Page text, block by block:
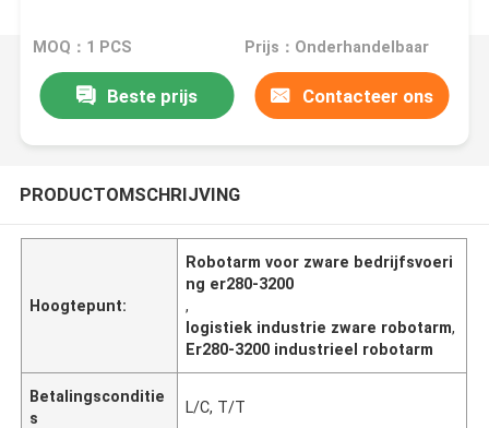
MOQ：1 PCS Prijs：Onderhandelbaar
Beste prijs Contacteer ons
PRODUCTOMSCHRIJVING
Hoogtepunt:
Robotarm voor zware bedrijfsvoeri
ng er280-3200
,
logistiek industrie zware robotarm,
Er280-3200 industrieel robotarm
Betalingsconditie
s
L/C, T/T